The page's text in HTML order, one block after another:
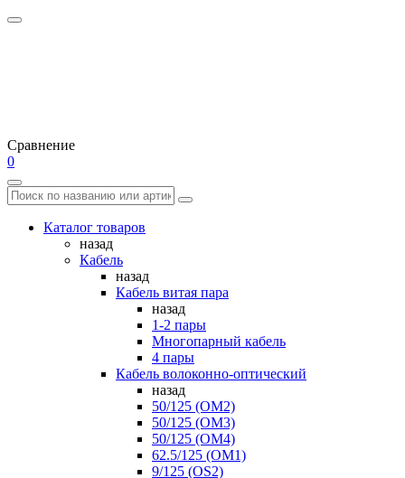
Сравнение
0
Каталог товаров
назад
Кабель
назад
Кабель витая пара
назад
1-2 пары
Многопарный кабель
4 пары
Кабель волоконно-оптический
назад
50/125 (OM2)
50/125 (OM3)
50/125 (OM4)
62.5/125 (OM1)
9/125 (OS2)